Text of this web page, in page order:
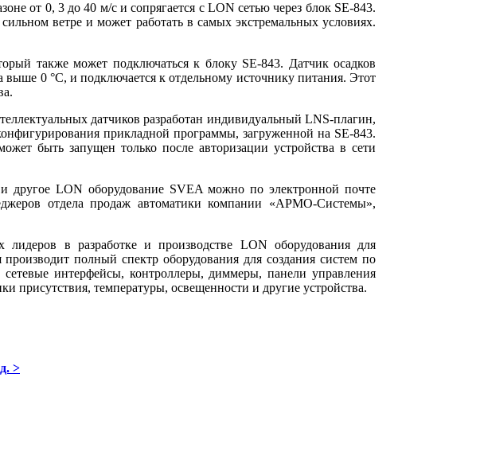
от 0, 3 до 40 м/с и сопрягается с LON сетью через блок SE-843.
ветре и может работать в самых экстремальных условиях.
также может подключаться к блоку SE-843. Датчик осадков
выше 0 °С, и подключается к отдельному источнику питания. Этот
датчиков разработан индивидуальный LNS-плагин,
прикладной программы, загруженной на SE-843.
быть запущен только после авторизации устройства в сети
другое LON оборудование SVEA можно по электронной почте
отдела продаж автоматики компании «АРМО-Системы»,
в разработке и производстве LON оборудования для
полный спектр оборудования для создания систем по
интерфейсы, контроллеры, диммеры, панели управления
присутствия, температуры, освещенности и другие устройства.
>